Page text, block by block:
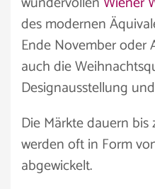
des modernen
Ende November oder
auch die
Designausstellung
Die Märkte dauern
werden oft in Form
abgewickelt.